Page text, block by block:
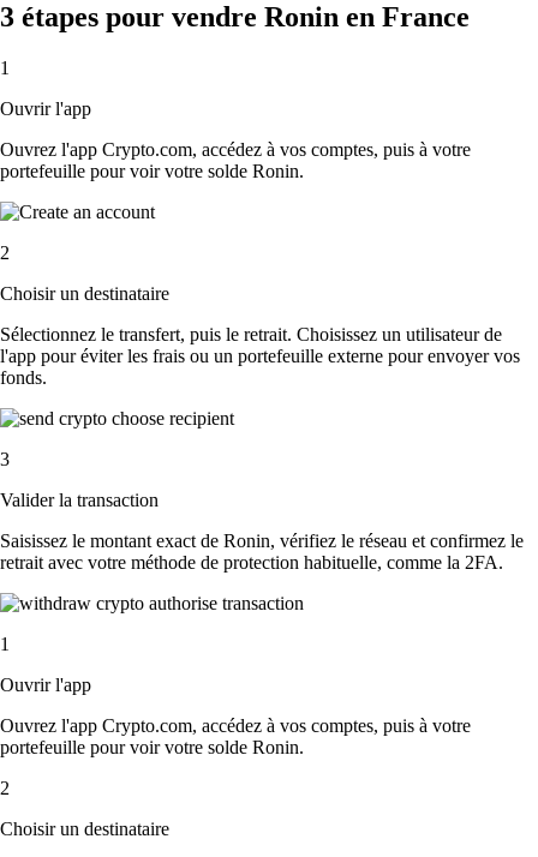
3 étapes pour vendre Ronin en France
1
Ouvrir l'app
Ouvrez l'app Crypto.com, accédez à vos comptes, puis à votre
portefeuille pour voir votre solde Ronin.
2
Choisir un destinataire
Sélectionnez le transfert, puis le retrait. Choisissez un utilisateur de
l'app pour éviter les frais ou un portefeuille externe pour envoyer vos
fonds.
3
Valider la transaction
Saisissez le montant exact de Ronin, vérifiez le réseau et confirmez le
retrait avec votre méthode de protection habituelle, comme la 2FA.
1
Ouvrir l'app
Ouvrez l'app Crypto.com, accédez à vos comptes, puis à votre
portefeuille pour voir votre solde Ronin.
2
Choisir un destinataire